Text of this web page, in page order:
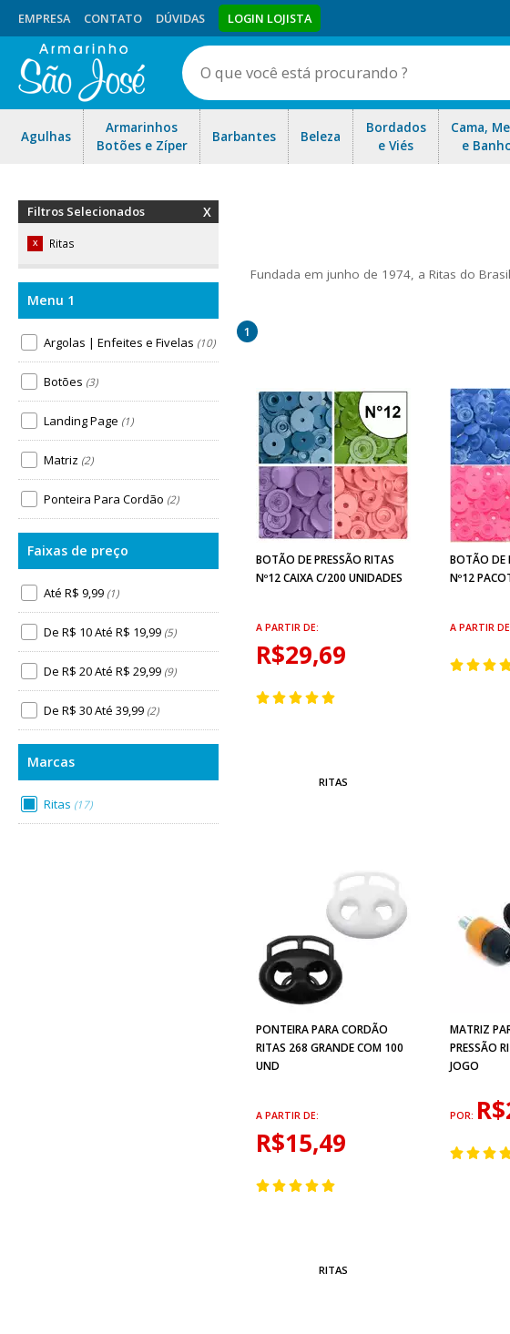
EMPRESA CONTATO DÚVIDAS LOGIN LOJISTA
Agulhas
Armarinhos
Botões e Zíper
Barbantes Beleza
Bordados
e Viés
Cama,
e
Filtros Selecionados
Ritas
X
Argolas | Enfeites e Fivelas (10)
Botões (3)
Landing Page (1)
Matriz (2)
Ponteira Para Cordão (2)
Ritas (17)
Até R$ 9,99 (1)
De R$ 10 Até R$ 19,99 (5)
De R$ 20 Até R$ 29,99 (9)
De R$ 30 Até 39,99 (2)
Fundada em junho de 1974, a Ritas do
de botões de pressão de plástico. Além
1
BOTÃO DE PRESSÃO RITAS
Nº12 CAIXA C/200 UNIDADES
A PARTIR DE:
R$29,69
RITAS
BOTÃO DE
Nº12
A PARTIR
PONTEIRA PARA CORDÃO
RITAS 268 GRANDE COM 100
UND
A PARTIR DE:
R$15,49
RITAS
MATRIZ
PRESSÃO
JOGO
POR: